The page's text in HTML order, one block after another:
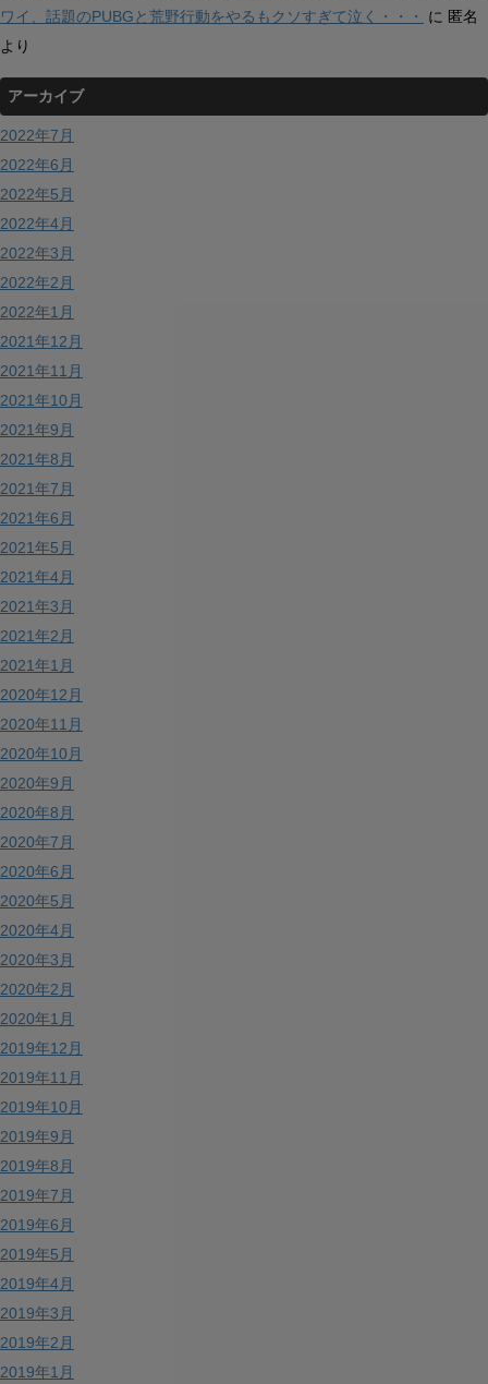
ワイ、話題のPUBGと荒野行動をやるもクソすぎて泣く・・・
に 匿名
より
アーカイブ
2022年7月
2022年6月
2022年5月
2022年4月
2022年3月
2022年2月
2022年1月
2021年12月
2021年11月
2021年10月
2021年9月
2021年8月
2021年7月
2021年6月
2021年5月
2021年4月
2021年3月
2021年2月
2021年1月
2020年12月
2020年11月
2020年10月
2020年9月
2020年8月
2020年7月
2020年6月
2020年5月
2020年4月
2020年3月
2020年2月
2020年1月
2019年12月
2019年11月
2019年10月
2019年9月
2019年8月
2019年7月
2019年6月
2019年5月
2019年4月
2019年3月
2019年2月
2019年1月